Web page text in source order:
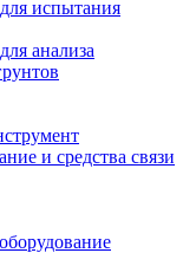
испытания
анализа
и средства связи